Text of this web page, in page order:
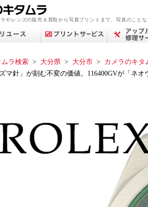
やレンズの販売＆買取から写真プリントまで、写真のこと
へ
中古カメラ・レン
へ
フォトパネル
（PANELO）
来店事前確認のお
おなかのフォトブ
へ
時計買取
ムラ検索 大分県 大分市 カメラのキタ
マ針」が刻む不変の価値。116400GVが「ネ